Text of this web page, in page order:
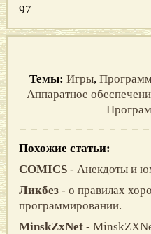
97
Темы: Игры,
Аппаратное
Похожие статьи:
COMICS - Анекдоты и
Ликбез - о правилах
программировании.
MinskZxNet -